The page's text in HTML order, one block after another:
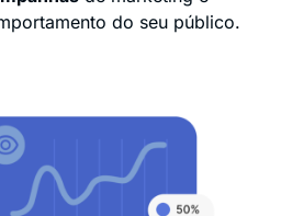
do seu público.